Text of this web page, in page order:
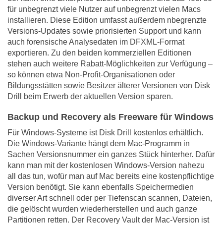
für unbegrenzt viele Nutzer auf unbegrenzt vielen Macs
installieren. Diese Edition umfasst außerdem nbegrenzte
Versions-Updates sowie priorisierten Support und kann
auch forensische Analysedaten im DFXML-Format
exportieren. Zu den beiden kommerziellen Editionen
stehen auch weitere Rabatt-Möglichkeiten zur Verfügung –
so können etwa Non-Profit-Organisationen oder
Bildungsstätten sowie Besitzer älterer Versionen von Disk
Drill beim Erwerb der aktuellen Version sparen.
Backup und Recovery als Freeware für Windows
Für Windows-Systeme ist Disk Drill kostenlos erhältlich.
Die Windows-Variante hängt dem Mac-Programm in
Sachen Versionsnummer ein ganzes Stück hinterher. Dafür
kann man mit der kostenlosen Windows-Version nahezu
all das tun, wofür man auf Mac bereits eine kostenpflichtige
Version benötigt. Sie kann ebenfalls Speichermedien
diverser Art schnell oder per Tiefenscan scannen, Dateien,
die gelöscht wurden wiederherstellen und auch ganze
Partitionen retten. Der Recovery Vault der Mac-Version ist